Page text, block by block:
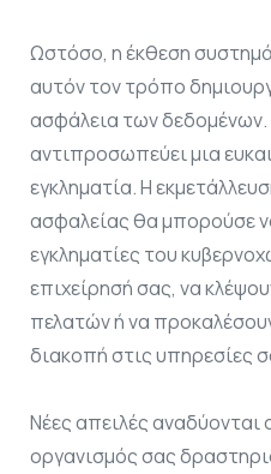
Ωστόσο, η έκθεση
αυτόν τον τρόπο
ασφάλεια των δεδομένων.
αντιπροσωπεύει μια
εγκληματία. Η
ασφαλείας θα μπορούσε
εγκληματίες του
επιχείρησή σας, να
πελατών ή να
διακοπή στις υπηρεσίες
Νέες απειλές αναδύονται
οργανισμός σας